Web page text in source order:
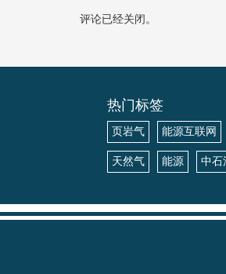
评论已经关闭。
热门标签
页岩气 能源互联网
天然气 能源 中石